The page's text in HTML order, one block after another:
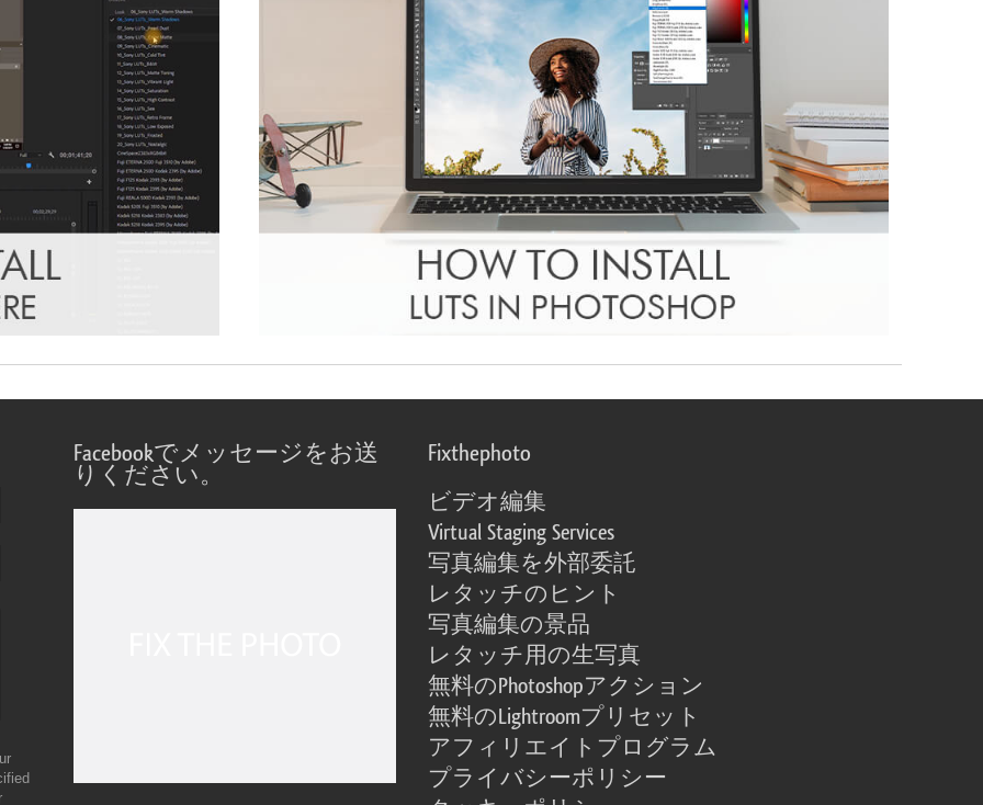
Facebookでメッセージをお送
りください。
Fixthephoto
ビデオ編集
Virtual Staging Services
写真編集を外部委託
レタッチのヒント
写真編集の景品
レタッチ用の生写真
無料のPhotoshopアクション
無料のLightroomプリセット
アフィリエイトプログラム
プライバシーポリシー